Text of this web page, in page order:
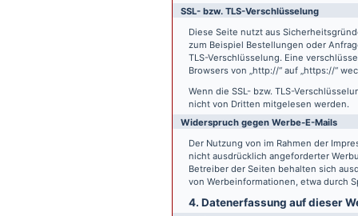
SSL- bzw. TLS-Verschlüsselung
Diese Seite nutzt aus
zum Beispiel Bestellungen oder
TLS-Verschlüsselung. Eine
Browsers von „http://“ auf „https://“
Wenn die SSL- bzw. TLS-
nicht von Dritten mitgelesen werden.
Widerspruch gegen Werbe-E-Mails
Der Nutzung von im Rahmen der
nicht ausdrücklich angeforderter
Betreiber der Seiten behalten sich
von Werbeinformationen, etwa durch
4. Datenerfassung auf dieser